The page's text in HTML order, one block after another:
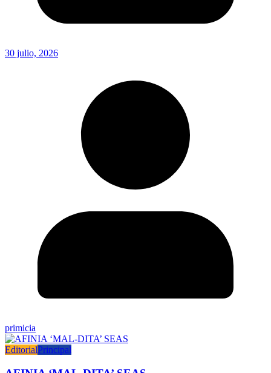
30 julio, 2026
primicia
EditorialPrincipal